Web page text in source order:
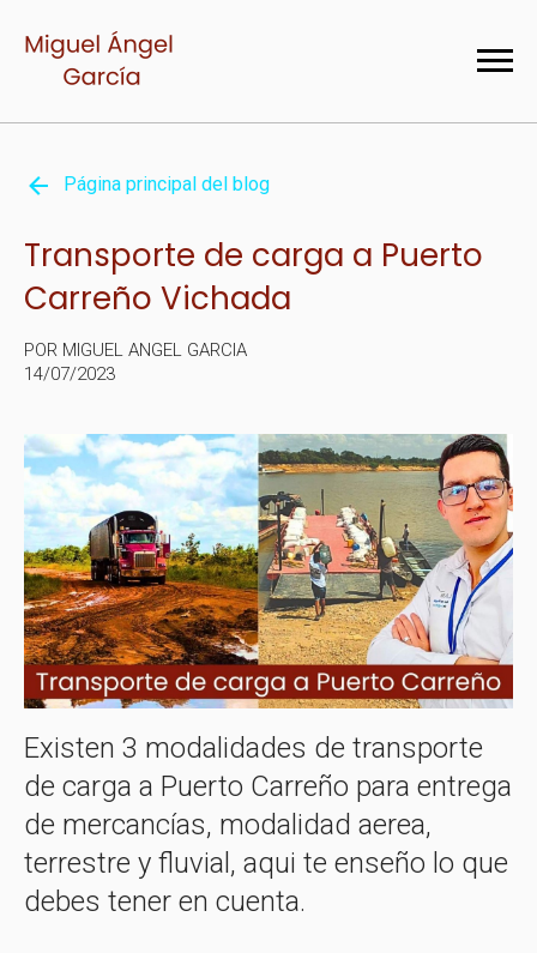
Página principal del blog
Transporte de carga a Puerto
Carreño Vichada
POR MIGUEL ANGEL GARCIA
14/07/2023
Existen 3 modalidades de transporte
de carga a Puerto Carreño para entrega
de mercancías, modalidad aerea,
terrestre y fluvial, aqui te enseño lo que
debes tener en cuenta.